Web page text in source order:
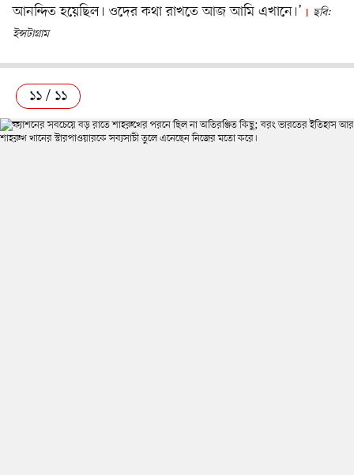
আনন্দিত হয়েছিল। ওদের কথা রাখতে আজ আমি এখানে।’
ছবি:
ইন্সটাগ্রাম
১১ / ১১